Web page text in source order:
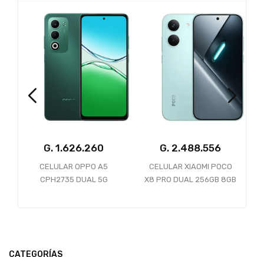
G.
CELULAR OPPO A5
CPH2735 DUAL 5G
G.
CELULAR XIAOMI POCO
X8 PRO DUAL 256GB 8GB
CATEGORÍAS